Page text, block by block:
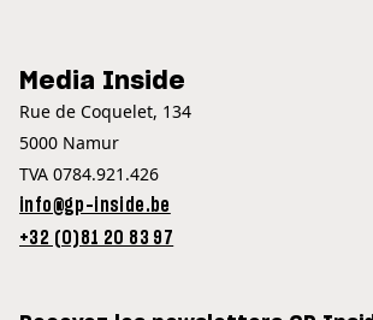
Media Inside
Rue de Coquelet, 134
5000 Namur
TVA 0784.921.426
info@gp-inside.be
+32 (0)81 20 83 97